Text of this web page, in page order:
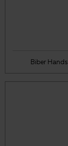
Biber